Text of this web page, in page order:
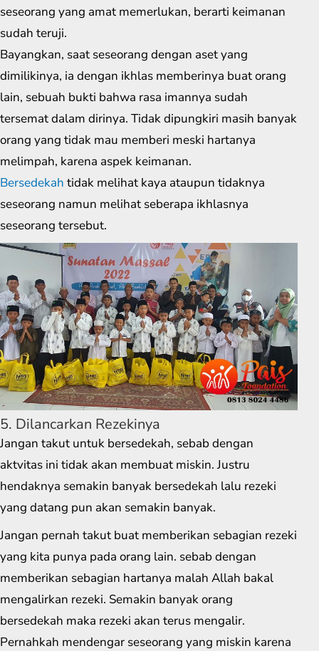
seseorang yang amat memerlukan, berarti keimanan
sudah teruji.
Bayangkan, saat seseorang dengan aset yang
dimilikinya, ia dengan ikhlas memberinya buat orang
lain, sebuah bukti bahwa rasa imannya sudah
tersemat dalam dirinya. Tidak dipungkiri masih banyak
orang yang tidak mau memberi meski hartanya
melimpah, karena aspek keimanan.
Bersedekah tidak melihat kaya ataupun tidaknya
seseorang namun melihat seberapa ikhlasnya
seseorang tersebut.
5. Dilancarkan Rezekinya
Jangan takut untuk bersedekah, sebab dengan
aktvitas ini tidak akan membuat miskin. Justru
hendaknya semakin banyak bersedekah lalu rezeki
yang datang pun akan semakin banyak.
Jangan pernah takut buat memberikan sebagian rezeki
yang kita punya pada orang lain. sebab dengan
memberikan sebagian hartanya malah Allah bakal
mengalirkan rezeki. Semakin banyak orang
bersedekah maka rezeki akan terus mengalir.
Pernahkah mendengar seseorang yang miskin karena